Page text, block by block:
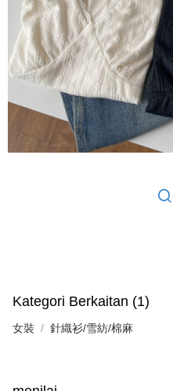
Kategori Berkaitan (1)
女裝 針織衫/雪紡/棉麻